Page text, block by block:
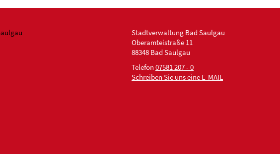
Stadtverwaltung Bad Saulgau
Oberamteistraße 11
88348 Bad Saulgau
Telefon 07581 207 - 0
Schreiben Sie uns eine E-MAIL